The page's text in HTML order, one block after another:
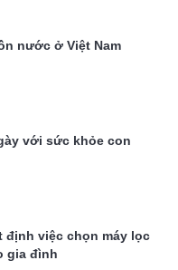
nước ở Việt Nam
với sức khỏe con
định việc chọn máy lọc
gia đình